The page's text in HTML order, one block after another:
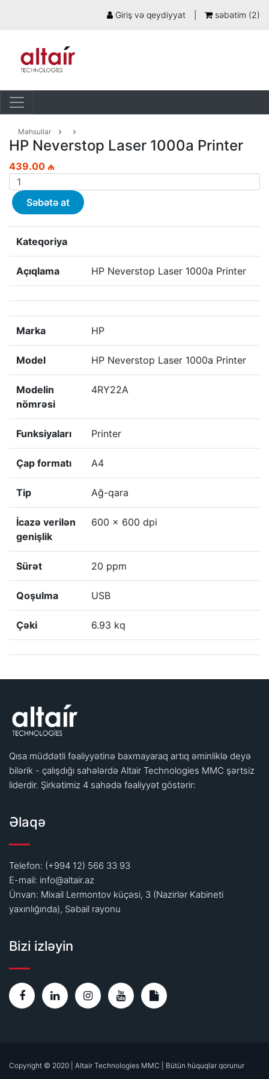
Giriş və qeydiyyat səbətim (2)
Məhsullar
HP Neverstop Laser 1000a Printer
439.00 ₼
Səbətə at
Kateqoriya
Açıqlama HP Neverstop Laser 1000a Printer
Marka HP
Model HP Neverstop Laser 1000a Printer
Modelin
nömrəsi
4RY22A
Funksiyaları Printer
Çap formatı A4
Tip Ağ-qara
İcazə verilən
genişlik
600 x 600 dpi
Sürət 20 ppm
Qoşulma USB
Çəki 6.93 kq
Qısa müddətli fəaliyyətinə baxmayaraq artıq əminliklə deyə
bilərik - çalışdığı sahələrdə Altair Technologies MMC şərtsiz
liderdir. Şirkətimiz 4 sahədə fəaliyyət göstərir:
Əlaqə
Telefon: (+994 12) 566 33 93
E-mail: info@altair.az
Ünvan: Mixail Lermontov küçəsi, 3 (Nazirlər Kabineti
yaxınlığında), Səbail rayonu
Bizi izləyin
Copyright © 2020 | Altair Technologies MMC | Bütün hüquqlar qorunur